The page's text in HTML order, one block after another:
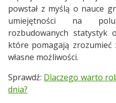
powstał z myślą o nauce
umiejętności na
rozbudowanych statystyk
które pomagają
własne możliwości.
Sprawdź: Dlaczego warto
dnia?